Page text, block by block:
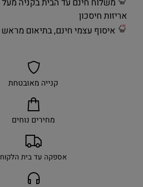
אריזות חיסכון
איסוף עצמי חינם, בתיאום מראש
קנייה מאובטחת
מחירים נוחים
אספקה עד בית הלקוח